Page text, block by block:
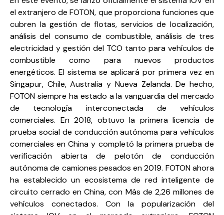
el extranjero de FOTON, que proporciona funciones que
cubren la gestión de flotas, servicios de localización,
análisis del consumo de combustible, análisis de tres
electricidad y gestión del TCO tanto para vehículos de
combustible como para nuevos productos
energéticos. El sistema se aplicará por primera vez en
Singapur, Chile, Australia y Nueva Zelanda. De hecho,
FOTON siempre ha estado a la vanguardia del mercado
de tecnología interconectada de vehículos
comerciales. En 2018, obtuvo la primera licencia de
prueba social de conducción autónoma para vehículos
comerciales en China y completó la primera prueba de
verificación abierta de pelotón de conducción
autónoma de camiones pesados ​​en 2019. FOTON ahora
ha establecido un ecosistema de red inteligente de
circuito cerrado en China, con Más de 2,26 millones de
vehículos conectados. Con la popularización del